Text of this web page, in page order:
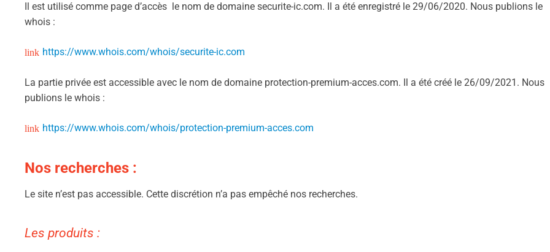
Il est utilisé comme page d’accès le nom de domaine securite-ic.com. Il a été enregistré le 29/06/2020. Nous publions le
whois :
https://www.whois.com/whois/securite-ic.com
La partie privée est accessible avec le nom de domaine protection-premium-acces.com. Il a été créé le 26/09/2021. Nous
publions le whois :
https://www.whois.com/whois/protection-premium-acces.com
Nos recherches :
Le site n’est pas accessible. Cette discrétion n’a pas empêché nos recherches.
Les produits :